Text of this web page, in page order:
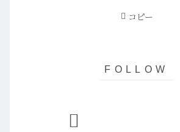
コピー